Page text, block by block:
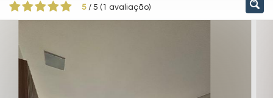
5 / 5 ( 1 avaliação)